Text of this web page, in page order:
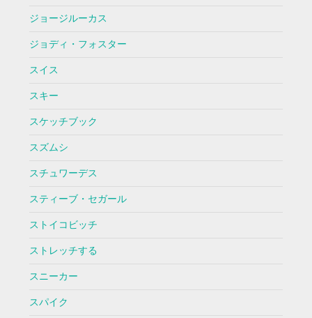
ジョージルーカス
ジョディ・フォスター
スイス
スキー
スケッチブック
スズムシ
スチュワーデス
スティーブ・セガール
ストイコビッチ
ストレッチする
スニーカー
スパイク